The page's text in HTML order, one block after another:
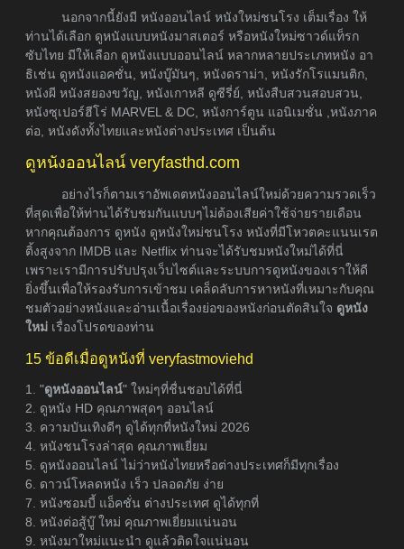
นอกจากนี้ยังมี หนังออนไลน์ หนังใหม่ชนโรง เต็มเรื่อง ให้
ท่านได้เลือก ดูหนังแบบหนังมาสเตอร์ หรือหนังใหม่ซาวด์แท็รก
ซับไทย มีให้เลือก ดูหนังแบบออนไลน์ หลากหลายประเภทหนัง อา
ธิเช่น ดูหนังแอคชั่น, หนังบู๊มันๆ, หนังดราม่า, หนังรักโรแมนติก,
หนังผี หนังสยองขวัญ, หนังเกาหลี ดูซีรี่ย์, หนังสืบสวนสอบสวน,
หนังซุเปอร์ฮีโร่ MARVEL & DC, หนังการ์ตูน แอนิเมชั่น ,หนังภาค
ต่อ, หนังดังทั้งไทยและหนังต่างประเทศ เป็นต้น
ดูหนังออนไลน์ veryfasthd.com
อย่างไรก็ตามเราอัพเดตหนังออนไลน์ใหม่ด้วยความรวดเร็ว
ที่สุดเพื่อให้ท่านได้รับชมกันแบบๆไม่ต้องเสียค่าใช้จ่ายรายเดือน
หากคุณต้องการ ดูหนัง ดูหนังใหม่ชนโรง หนังที่มีโหวตคะแนนเรต
ติ้งสูงจาก IMDB และ Netflix ท่านจะได้รับชมหนังใหม่ได้ที่นี่
เพราะเรามีการปรับปรุงเว็บไซต์และระบบการดูหนังของเราให้ดี
ยิ่งขึ้นเพื่อให้รองรับการเข้าชม เคล็ดลับการหาหนังที่เหมาะกับคุณ
ชมตัวอย่างหนังและอ่านเนื้อเรื่องย่อของหนังก่อนตัดสินใจ ดูหนัง
ใหม่ เรื่องโปรดของท่าน
15 ข้อดีเมื่อดูหนังที่ veryfastmoviehd
1. "ดูหนังออนไลน์" ใหม่ๆที่ชื่นชอบได้ที่นี่
2. ดูหนัง HD คุณภาพสุดๆ ออนไลน์
3. ความบันเทิงดีๆ ดูได้ทุกที่หนังใหม่ 2026
4. หนังชนโรงล่าสุด คุณภาพเยี่ยม
5. ดูหนังออนไลน์ ไม่ว่าหนังไทยหรือต่างประเทศก็มีทุกเรื่อง
6. ดาวน์โหลดหนัง เร็ว ปลอดภัย ง่าย
7. หนังซอมบี้ แอ็คชั่น ต่างประเทศ ดูได้ทุกที่
8. หนังต่อสู้บู๊ ใหม่ คุณภาพเยี่ยมแน่นอน
9. หนังมาใหม่แนะนำ ดูแล้วติดใจแน่นอน